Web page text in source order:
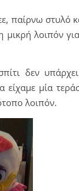
παίρνω στυλό
λοιπόν
δεν
μία
λοιπόν.